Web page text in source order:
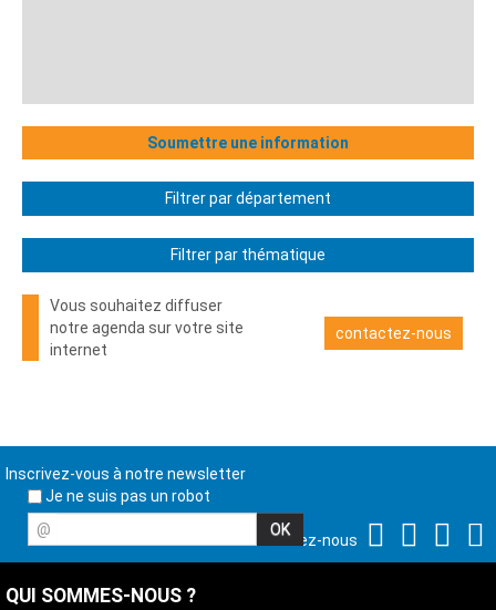
Soumettre une information
Filtrer par département
Filtrer par thématique
Vous souhaitez diffuser
notre agenda sur votre site
internet
contactez-nous
Inscrivez-vous à notre newsletter
Je ne suis pas un robot
@
Suivez-nous
QUI SOMMES-NOUS ?